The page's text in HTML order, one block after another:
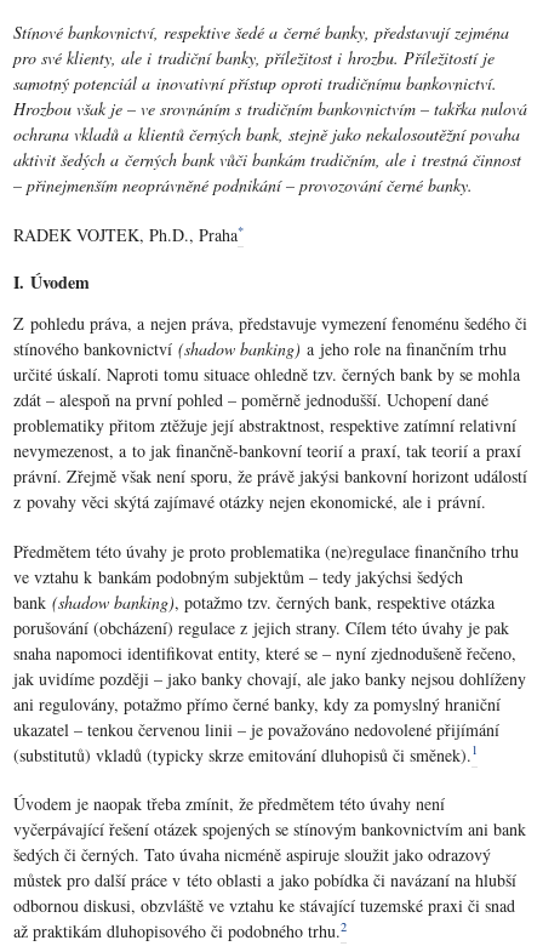
Stínové bankovnictví, respektive šedé a černé banky, představují zejména
pro své klienty, ale i tradiční banky, příležitost i hrozbu. Příležitostí je
samotný potenciál a inovativní přístup oproti tradičnímu bankovnictví.
Hrozbou však je – ve srovnáním s tradičním bankovnictvím – takřka nulová
ochrana vkladů a klientů černých bank, stejně jako nekalosoutěžní povaha
aktivit šedých a černých bank vůči bankám tradičním, ale i trestná činnost
– přinejmenším neoprávněné podnikání – provozování černé banky.
RADEK VOJTEK, Ph.D., Praha*
I. Úvodem
Z pohledu práva, a nejen práva, představuje vymezení fenoménu šedého či
stínového bankovnictví(shadow banking) a jeho role na finančním trhu
určité úskalí. Naproti tomu situace ohledně tzv. černých bank by se mohla
zdát – alespoň na první pohled – poměrně jednodušší. Uchopení dané
problematiky přitom ztěžuje její abstraktnost, respektive zatímní relativní
nevymezenost, a to jak finančně-bankovní teorií a praxí, tak teorií a praxí
právní. Zřejmě však není sporu, že právě jakýsi bankovní horizont událostí
z povahy věci skýtá zajímavé otázky nejen ekonomické, ale i právní.
Předmětem této úvahy je proto problematika (ne)regulace finančního trhu
ve vztahu k bankám podobným subjektům – tedy jakýchsi šedých
bank(shadow banking), potažmo tzv. černých bank, respektive otázka
porušování (obcházení) regulace z jejich strany. Cílem této úvahy je pak
snaha napomoci identifikovat entity, které se – nyní zjednodušeně řečeno,
jak uvidíme později – jako banky chovají, ale jako banky nejsou dohlíženy
ani regulovány, potažmo přímo černé banky, kdy za pomyslný hraniční
ukazatel – tenkou červenou linii – je považováno nedovolené přijímání
(substitutů) vkladů (typicky skrze emitování dluhopisů či směnek).1
Úvodem je naopak třeba zmínit, že předmětem této úvahy není
vyčerpávající řešení otázek spojených se stínovým bankovnictvím ani bank
šedých či černých. Tato úvaha nicméně aspiruje sloužit jako odrazový
můstek pro další práce v této oblasti a jako pobídka či navázaní na hlubší
odbornou diskusi, obzvláště ve vztahu ke stávající tuzemské praxi či snad
až praktikám dluhopisového či podobného trhu.2